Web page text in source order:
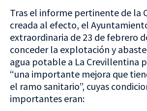
Tras el informe pertinente de la
creada al efecto, el
extraordinaria de 23 de febrero
conceder la explotación y
agua potable a La Crevillentina
“una importante mejora que
el ramo sanitario”, cuyas
importantes eran: